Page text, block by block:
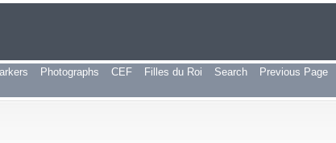
Photographs CEF Filles du Roi Search
Previous Page